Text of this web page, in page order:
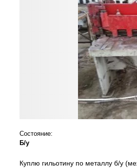
Состояние:
Б/у
Куплю гильотину по металлу б/у